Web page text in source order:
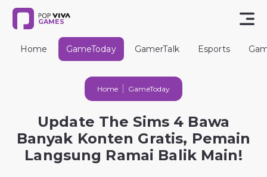
GAMES
Home GameToday GamerTalk Esports
Home GameToday
Update The Sims 4 Bawa
Banyak Konten Gratis, Pemain
Langsung Ramai Balik Main!